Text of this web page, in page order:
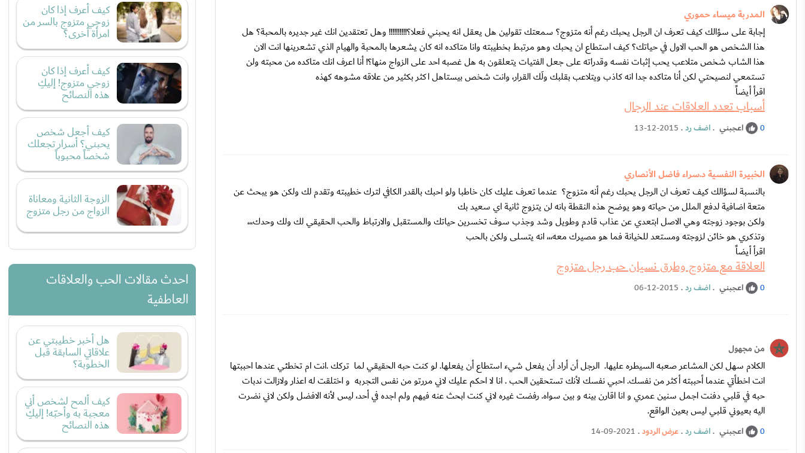
المدربة ميساء حموري
إجابة على سؤالك كيف تعرف ان الرجل يحبك رغم أنه متزوج؟ سمعتك تقولين هل يعقل انه يحبني فعلا؟!!!!!!!!!! وهل تعتقدين انك غير جديره بالمحبة؟ هل
هذا الشخص هو الحب الاول في حياتك؟ كيف استطاع ان يحبك وهو مرتبط بخطيبته وانا متاكده انه كان يشعرها بالمحبة والهيام الذي تشعرينها انت الان
هذا الشاب شخص متلاعب يحب إثبات نفسه وقدراته على جعل الفتيات يتعلقون به هل غصبه احد على الزواج منها؟! أنا اعرف انك متاكده من محبته ولن
تستمعي لنصيحتي لكن أنا متاكده جدا انه كاذب ويتلاعب بقلبك ولَك القرار، وانت شخص بيستاهل اكثر بكثير من علاقه مشوهه كهذه
اقرأ أيضاً
أسباب تعدد العلاقات عند الرجال
0 اعجبني .اضف رد.
13-12-2015
الخبيرة النفسية د.سراء فاضل الأنصاري
بالنسبة لسؤالك كيف تعرف ان الرجل يحبك رغم أنه متزوج؟ عندما تعرف عليك كان خاطبا ولو احبك بالقدر الكافي لترك خطيبته وتقدم لك ولكن هو يبحث عن
متعة اضافية لدفع الملل من حياته وهو يوضح هذه النقطة بانه لن يتزوج ثانية اي سعيد بك
ولكن بوجود زوجته وهي الاصل ابتعدي عن عذاب قادم وطويل وشد وجذب سوف تخسرين حياتك والمستقبل والارتباط والحب الحقيقي لك ولك وحدك،،،
وتذكري هو خائن لزوجته ومستعد للخيانة فما هو مصيرك معه،،، انه يتسلى ولكن بالحب
اقرأ أيضاً
العلاقة مع متزوج وطرق نسيان حب رجل متزوج
0 اعجبني .اضف رد.
06-12-2015
من مجهول
الكلام سهل لكن المشاعر صعبه السيطره عليها. الرجل أن أراد أن يفعل شيء استطاع أن يفعلها. لو كنت حبه الحقيقي لما تركك .انت ام تخطئي عندها احببتها
انت اخطأتي عندما أحببته أكثر من نفسك. احبي نفسك لأنك تستحقين الحب . انا لا احكم عليك لاني مررتو من نفس التجربه و اختلقت له اعذار ولازالت ندبات
حبه في قلبي دفنت اجمل سنين عمري و انا اقارن بينه و بين سواه. رفضت غيره لاني كنت ابحث عنه فيهم ولم اجده في أحد، ليس لأنه الافضل ولكن لاني نضرت
اليه بعيوني قلبي ليس بعين الواقع.
0 اعجبني .اضف رد.عرض الردود.
14-09-2021
كيف أعرف إذا كان
زوجي متزوج بالسر من
امرأة أخرى؟
كيف أعرف إذا كان
زوجي متزوج! إليكِ
هذه النصائح
كيف أجعل شخص
يحبني؟ أسرار تجعلك
شخصاً محبوباً
الزوجة الثانية ومعاناة
الزواج من رجل متزوج
احدث مقالات الحب والعلاقات
العاطفية
هل أخبر خطيبتي عن
علاقاتي السابقة قبل
الخطوبة؟
كيف ألمح لشخص أني
معجبة به وأحبّه! إليكِ
هذه النصائح